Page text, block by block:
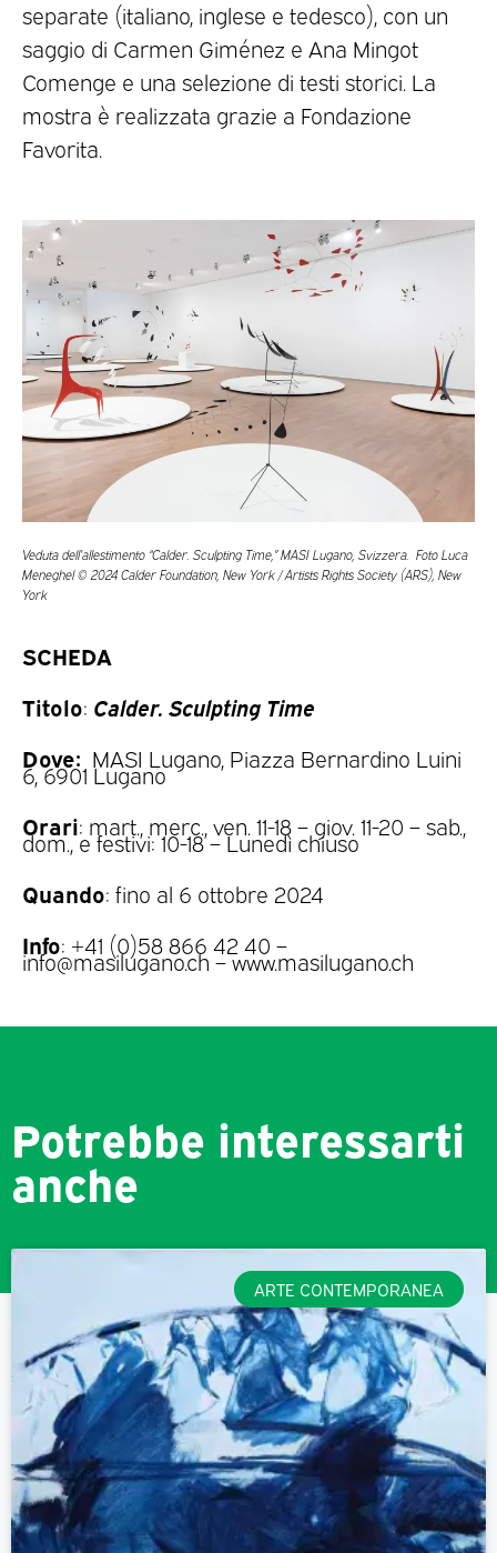
separate (italiano, inglese e tedesco), con un
saggio di Carmen Giménez e Ana Mingot
Comenge e una selezione di testi storici. La
mostra è realizzata grazie a Fondazione
Favorita.
Veduta dell’allestimento “Calder. Sculpting Time,” MASI Lugano, Svizzera. Foto Luca
Meneghel © 2024 Calder Foundation, New York / Artists Rights Society (ARS), New
York
SCHEDA
Titolo: Calder. Sculpting Time
Dove: MASI Lugano, Piazza Bernardino Luini
6, 6901 Lugano
Orari: mart., merc., ven. 11-18 – giov. 11-20 – sab.,
dom., e festivi: 10-18 – Lunedì chiuso
Quando: fino al 6 ottobre 2024
Info: +41 (0)58 866 42 40 –
info@masilugano.ch – www.masilugano.ch
Potrebbe interessarti
anche
ARTE CONTEMPORANEA